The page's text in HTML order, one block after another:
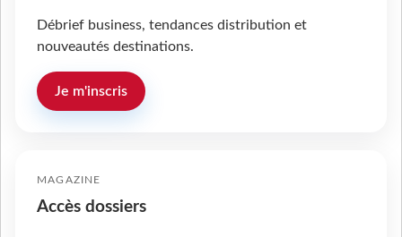
Débrief business, tendances distribution et
nouveautés destinations.
Je m'inscris
MAGAZINE
Accès dossiers